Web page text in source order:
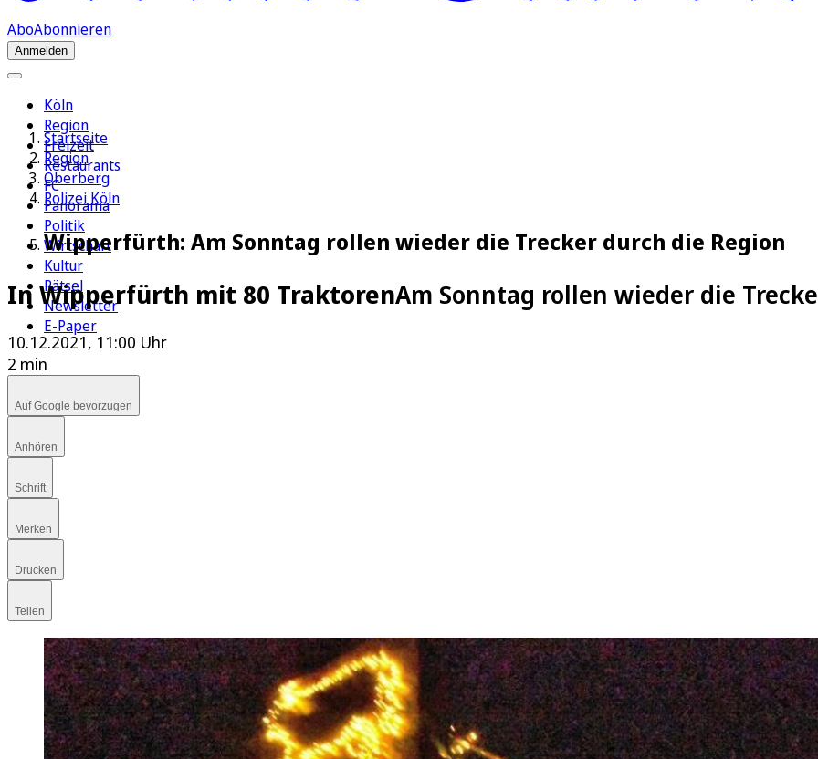
AboAbonnieren
Anmelden
Köln
Region
Freizeit
Restaurants
FC
Panorama
Politik
Wirtschaft
Kultur
Rätsel
Newsletter
E-Paper
Startseite
Region
Oberberg
Polizei Köln
Wipperfürth: Am Sonntag rollen wieder die Trecker durch die Region
In Wipperfürth mit 80 TraktorenAm Sonntag rollen wieder die
10.12.2021, 11:00 Uhr
2 min
Auf Google bevorzugen
Anhören
Schrift
Merken
Drucken
Teilen